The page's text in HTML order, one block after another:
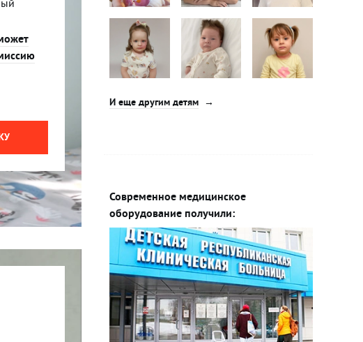
И еще другим детям
Современное медицинское
оборудование получили: